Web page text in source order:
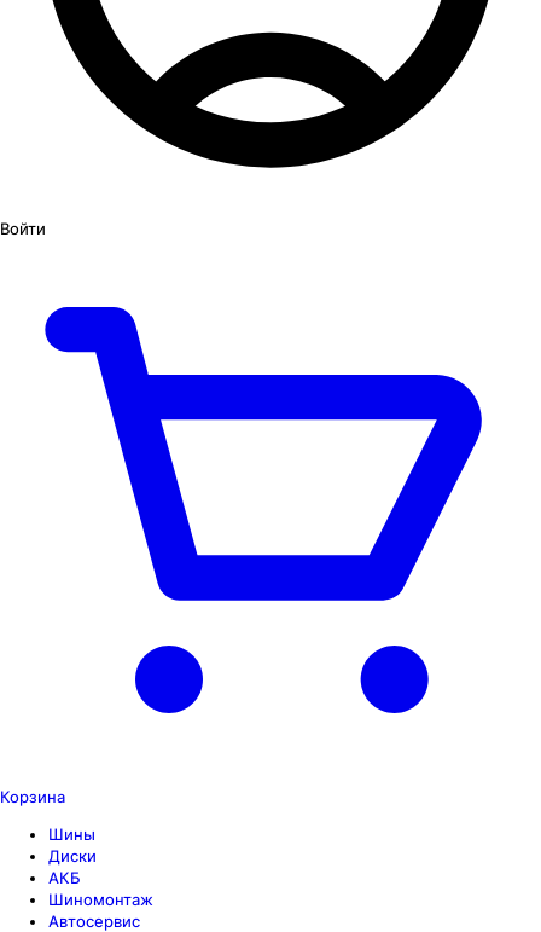
Войти
Корзина
Шины
Диски
АКБ
Шиномонтаж
Автосервис